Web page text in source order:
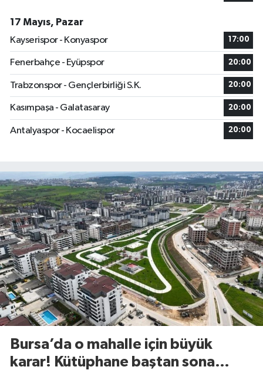
17 Mayıs, Pazar
Kayserispor - Konyaspor
17:00
Fenerbahçe - Eyüpspor 20:00
Trabzonspor - Gençlerbirliği S.K. 20:00
Kasımpaşa - Galatasaray 20:00
Antalyaspor - Kocaelispor 20:00
Bursa’da o mahalle için büyük
karar! Kütüphane baştan sona